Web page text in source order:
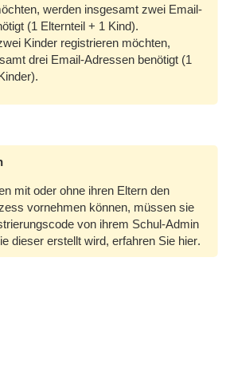
werden insgesamt zwei Email-
(1 Elternteil + 1 Kind).
Kinder registrieren möchten,
drei Email-Adressen benötigt (1
mit oder ohne ihren Eltern den
vornehmen können, müssen sie
von ihrem Schul-Admin
dieser erstellt wird, erfahren Sie hier.